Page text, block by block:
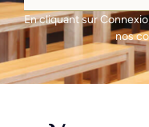
En cliquant sur
nos